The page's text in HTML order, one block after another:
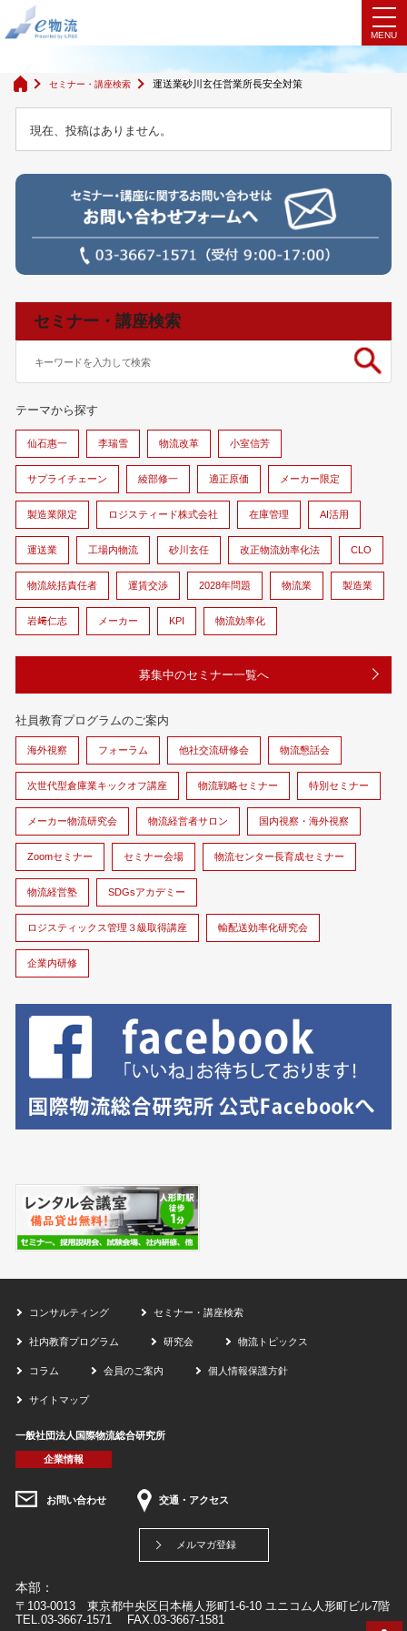
検索結果
セミナー・講座検索 運送業砂川玄任営業所長安全対策
現在、投稿はありません。
セミナー・講座検索
テーマから探す
仙石惠一 李瑞雪 物流改革 小室信芳
サプライチェーン 綾部修一 適正原価 メーカー限定
製造業限定 ロジスティード株式会社 在庫管理 AI活用
運送業 工場内物流 砂川玄任 改正物流効率化法 CLO
物流統括責任者 運賃交渉 2028年問題 物流業 製造業
岩﨑仁志 メーカー KPI 物流効率化
募集中のセミナー一覧へ
社員教育プログラムのご案内
海外視察 フォーラム 他社交流研修会 物流懇話会
次世代型倉庫業キックオフ講座 物流戦略セミナー 特別セミナー
メーカー物流研究会 物流経営者サロン 国内視察・海外視察
Zoomセミナー セミナー会場 物流センター長育成セミナー
物流経営塾 SDGsアカデミー
ロジスティックス管理３級取得講座 輸配送効率化研究会
企業内研修
コンサルティング セミナー・講座検索
社内教育プログラム 研究会 物流トピックス
コラム 会員のご案内 個人情報保護方針
サイトマップ
一般社団法人国際物流総合研究所
企業情報
お問い合わせ 交通・アクセス
メルマガ登録
本部：
〒103-0013 東京都中央区日本橋人形町1-6-10 ユニコム人形町ビル7階
TEL.03-3667-1571 FAX.03-3667-1581